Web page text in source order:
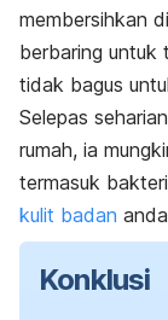
membersihkan
berbaring untuk
tidak bagus
Selepas
rumah, ia
termasuk
kulit badan
Konklusi